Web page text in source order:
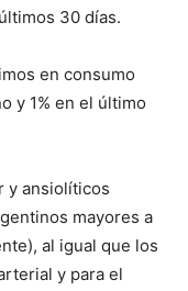
30 días.
en consumo
y 1% en el último
y ansiolíticos
mayores a
al igual que los
y para el